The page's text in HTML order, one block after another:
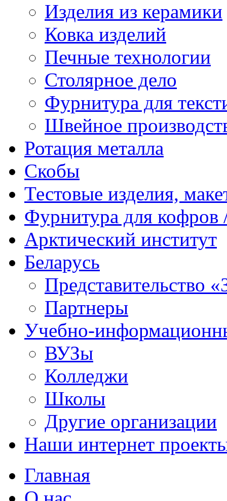
Изделия из керамики
Ковка изделий
Печные технологии
Столярное дело
Фурнитура для
Швейное
Ротация металла
Скобы
Тестовые изделия,
Фурнитура для кофров
Арктический институт
Беларусь
Представительство
Партнеры
Учебно-
ВУЗы
Колледжи
Школы
Другие организации
Наши интернет
Главная